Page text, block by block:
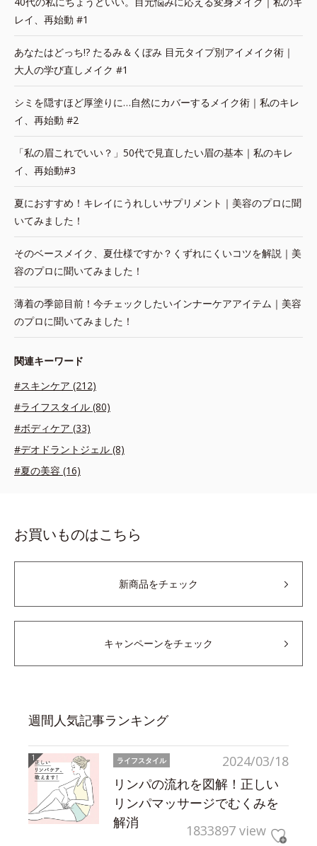
レイ、再始動 #1
あなたはどっち!? たるみ＆くぼみ 目元タイプ別アイメイク術｜
大人の学び直しメイク #1
シミを隠すほど厚塗りに…自然にカバーするメイク術｜私のキレ
イ、再始動 #2
「私の眉これでいい？」50代で見直したい眉の基本｜私のキレ
イ、再始動#3
夏におすすめ！キレイにうれしいサプリメント｜美容のプロに聞
いてみました！
そのベースメイク、夏仕様ですか？くずれにくいコツを解説｜美
容のプロに聞いてみました！
薄着の季節目前！今チェックしたいインナーケアアイテム｜美容
のプロに聞いてみました！
関連キーワード
#スキンケア (212)
#ライフスタイル (80)
#ボディケア (33)
#デオドラントジェル (8)
#夏の美容 (16)
お買いものはこちら
新商品をチェック
キャンペーンをチェック
週間人気記事ランキング
2024/03/18
ライフスタイル
リンパの流れを図解！正しい
リンパマッサージでむくみを
解消
1833897 view